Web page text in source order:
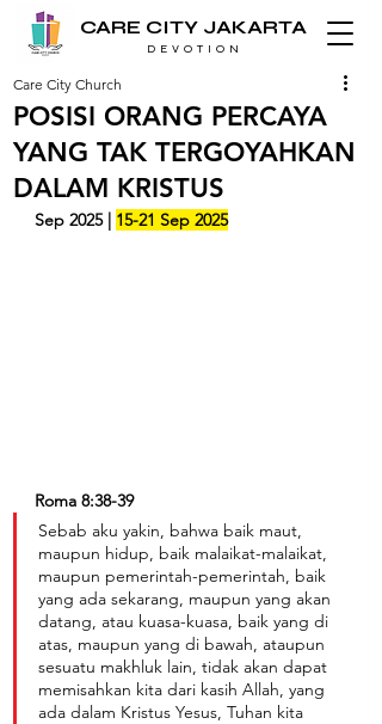
CARE CITY JAKARTA
D E V O T I O N
POSISI ORANG PERCAYA
YANG TAK TERGOYAHKAN
DALAM KRISTUS
Care City Church
Sep 2025 | 15-21 Sep 2025
Roma 8:38-39
Sebab aku yakin, bahwa baik maut,
maupun hidup, baik malaikat-malaikat,
maupun pemerintah-pemerintah, baik
yang ada sekarang, maupun yang akan
datang, atau kuasa-kuasa, baik yang di
atas, maupun yang di bawah, ataupun
sesuatu makhluk lain, tidak akan dapat
memisahkan kita dari kasih Allah, yang
ada dalam Kristus Yesus, Tuhan kita